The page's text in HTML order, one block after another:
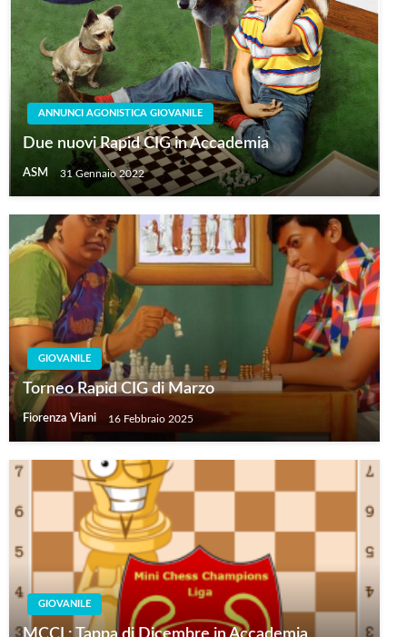
ANNUNCI AGONISTICA GIOVANILE
Due nuovi Rapid CIG in Accademia
ASM 31 Gennaio 2022
GIOVANILE
Torneo Rapid CIG di Marzo
Fiorenza Viani 16 Febbraio 2025
GIOVANILE